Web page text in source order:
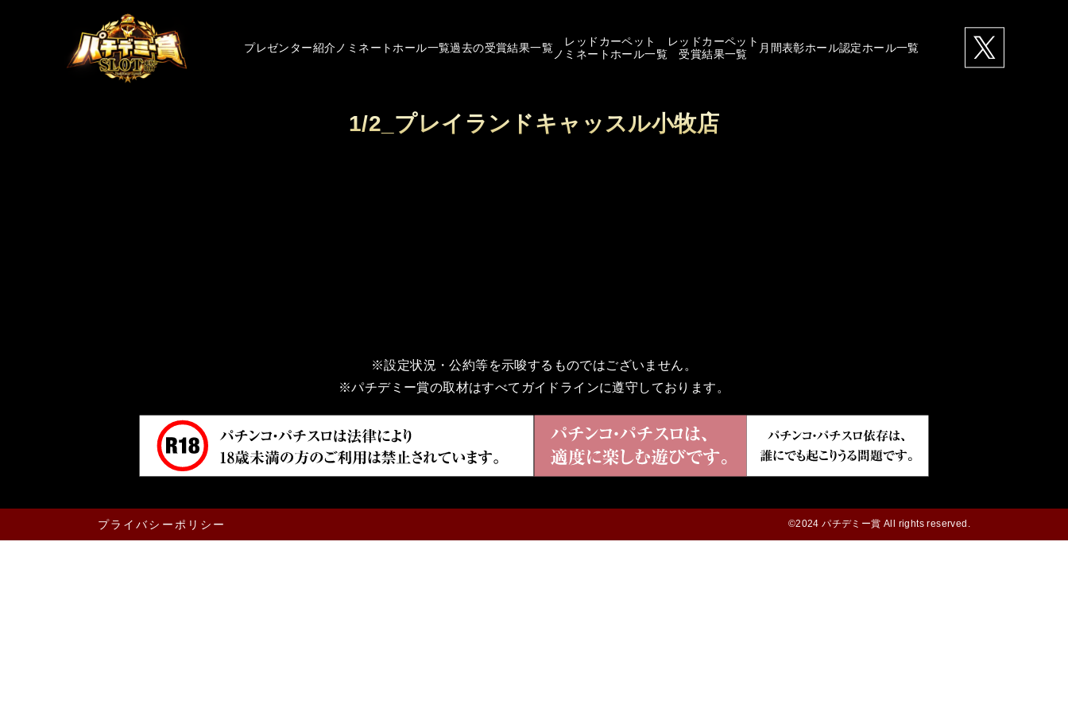
プレゼンター紹介 ノミネートホール一覧過去の受賞結果一覧
レッドカーペット
ノミネートホール一覧
レッドカーペット
受賞結果一覧
月間表彰ホール認定ホール一覧
1/2_プレイランドキャッスル小牧店
※設定状況・公約等を示唆するものではございません。
※パチデミー賞の取材はすべてガイドラインに遵守しております。
プライバシーポリシー ©2024 パチデミー賞 All rights reserved.